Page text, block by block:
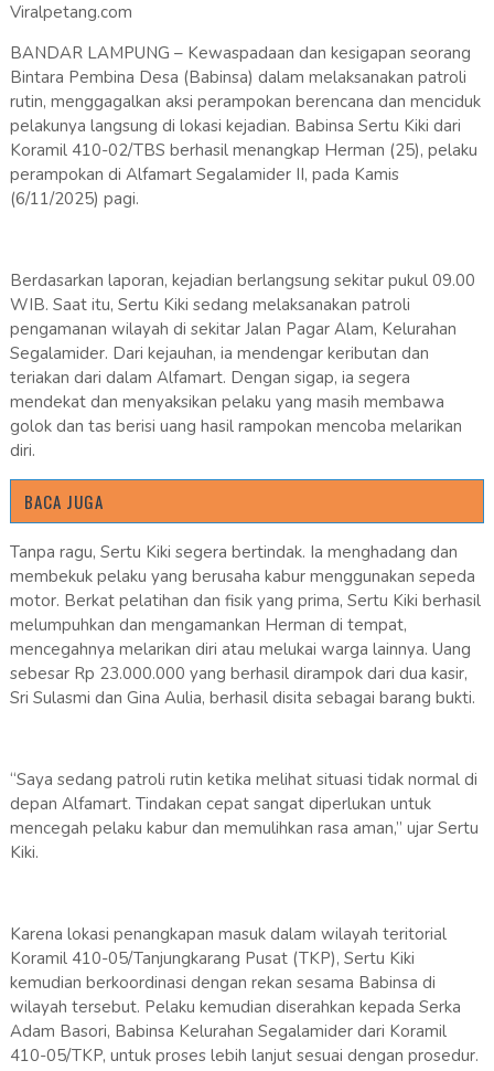
Viralpetang.com
BANDAR LAMPUNG – Kewaspadaan dan kesigapan seorang
Bintara Pembina Desa (Babinsa) dalam melaksanakan patroli
rutin, menggagalkan aksi perampokan berencana dan menciduk
pelakunya langsung di lokasi kejadian. Babinsa Sertu Kiki dari
Koramil 410-02/TBS berhasil menangkap Herman (25), pelaku
perampokan di Alfamart Segalamider II, pada Kamis
(6/11/2025) pagi.
Berdasarkan laporan, kejadian berlangsung sekitar pukul 09.00
WIB. Saat itu, Sertu Kiki sedang melaksanakan patroli
pengamanan wilayah di sekitar Jalan Pagar Alam, Kelurahan
Segalamider. Dari kejauhan, ia mendengar keributan dan
teriakan dari dalam Alfamart. Dengan sigap, ia segera
mendekat dan menyaksikan pelaku yang masih membawa
golok dan tas berisi uang hasil rampokan mencoba melarikan
diri.
BACA JUGA
Tanpa ragu, Sertu Kiki segera bertindak. Ia menghadang dan
membekuk pelaku yang berusaha kabur menggunakan sepeda
motor. Berkat pelatihan dan fisik yang prima, Sertu Kiki berhasil
melumpuhkan dan mengamankan Herman di tempat,
mencegahnya melarikan diri atau melukai warga lainnya. Uang
sebesar Rp 23.000.000 yang berhasil dirampok dari dua kasir,
Sri Sulasmi dan Gina Aulia, berhasil disita sebagai barang bukti.
“Saya sedang patroli rutin ketika melihat situasi tidak normal di
depan Alfamart. Tindakan cepat sangat diperlukan untuk
mencegah pelaku kabur dan memulihkan rasa aman,” ujar Sertu
Kiki.
Karena lokasi penangkapan masuk dalam wilayah teritorial
Koramil 410-05/Tanjungkarang Pusat (TKP), Sertu Kiki
kemudian berkoordinasi dengan rekan sesama Babinsa di
wilayah tersebut. Pelaku kemudian diserahkan kepada Serka
Adam Basori, Babinsa Kelurahan Segalamider dari Koramil
410-05/TKP, untuk proses lebih lanjut sesuai dengan prosedur.